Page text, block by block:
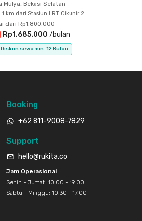
Mulya, Bekasi Selatan
km dari Stasiun LRT Cikunir 2
dari Rp1.800.000
Rp1.685.000 /bulan
Diskon sewa min. 12 Bulan
Booking
+62 811-9008-7829
Support
hello@rukita.co
Jam Operasional
Senin - Jumat: 10.00 - 19.00
Sabtu - Minggu: 10.30 - 17.00